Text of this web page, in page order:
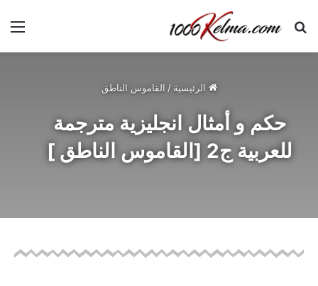
الرئيسية / القاموس الناطق
حكم و أمثال انجليزية مترجمة
للعربية ج2 [القاموس الناطق ]